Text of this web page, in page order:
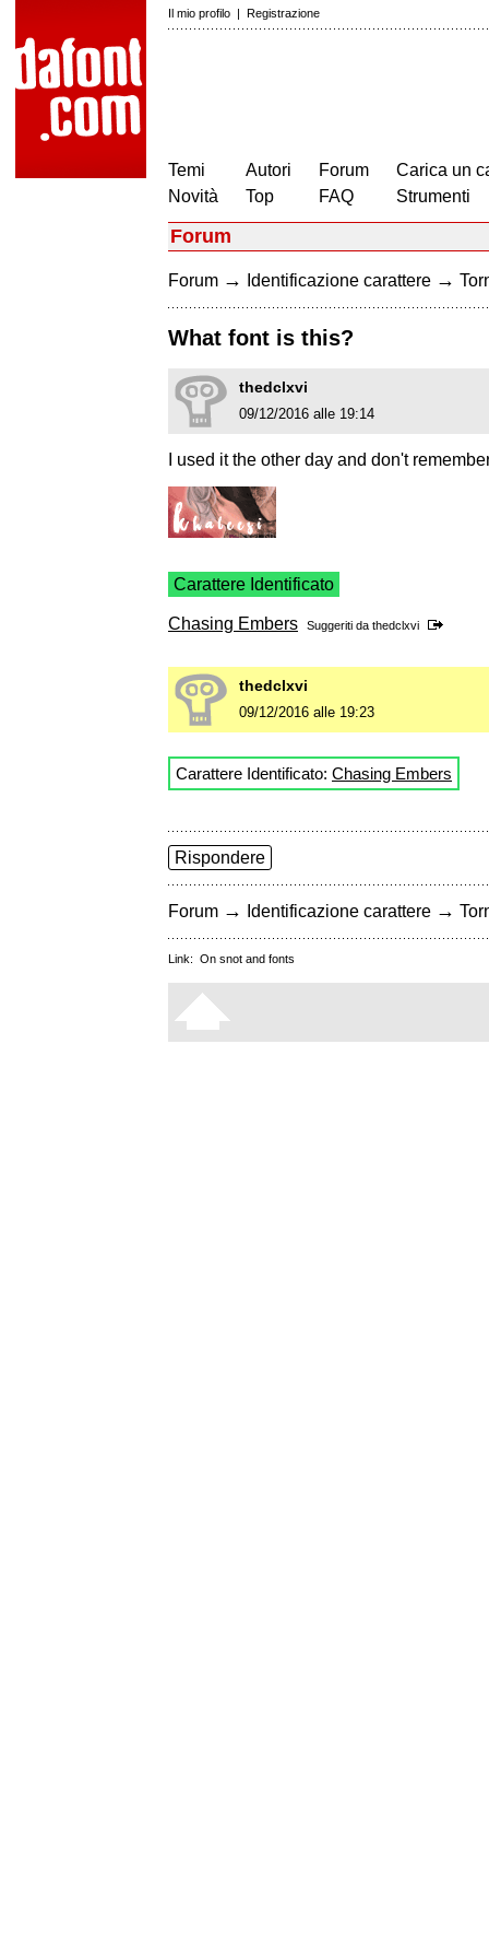
Il mio profilo | Registrazione
Temi
Novità
Autori
Top
Forum
FAQ
Carica un
Strumenti
Forum
Forum → Identificazione carattere →
What font is this?
thedclxvi
09/12/2016 alle 19:14
I used it the other day and don't
Carattere Identificato
Chasing Embers Suggeriti da thedclxvi
thedclxvi
09/12/2016 alle 19:23
Carattere Identificato: Chasing Embers
Rispondere
Forum → Identificazione carattere →
Link: On snot and fonts